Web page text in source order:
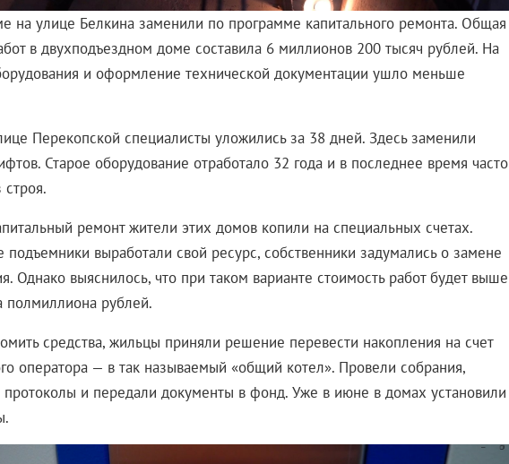
на улице Белкина заменили по программе капитального ремонта. Общая
в двухподъездном доме составила 6 миллионов 200 тысяч рублей. На
и оформление технической документации ушло меньше
Перекопской специалисты уложились за 38 дней. Здесь заменили
Старое оборудование отработало 32 года и в последнее время часто
ремонт жители этих домов копили на специальных счетах.
подъемники выработали свой ресурс, собственники задумались о замене
Однако выяснилось, что при таком варианте стоимость работ будет выше
полмиллиона рублей.
средства, жильцы приняли решение перевести накопления на счет
оператора — в так называемый «общий котел». Провели собрания,
протоколы и передали документы в фонд. Уже в июне в домах установили